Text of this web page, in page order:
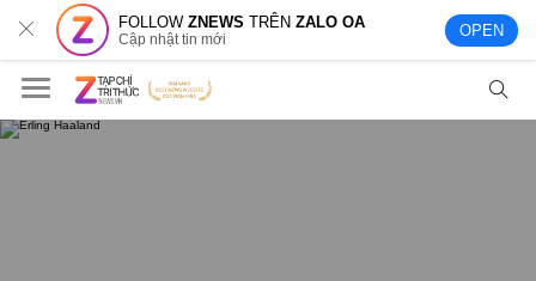
FOLLOWZNEWS TRÊNZALO OA
Cập nhật tin mới OPEN